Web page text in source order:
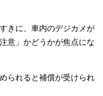
きに、車内のデジカメが
意」かどうかが焦点にな
られると補償が受けられ